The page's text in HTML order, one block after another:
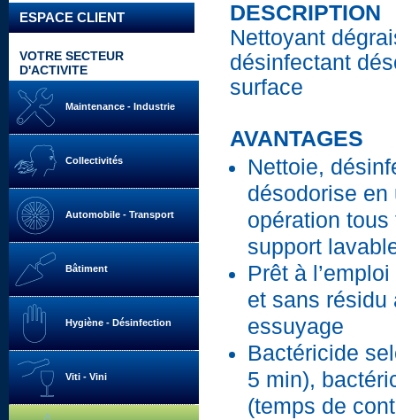
ESPACE CLIENT
VOTRE SECTEUR
D'ACTIVITE
Maintenance - Industrie
Collectivités
Automobile - Transport
Bâtiment
Hygiène - Désinfection
Viti - Vini
DESCRIPTION
Nettoyant
désinfectant
surface
AVANTAGES
Nettoie,
désodorise en
opération tous
support
Prêt à
et sans résidu
essuyage
Bactéricide
5 min),
(temps de